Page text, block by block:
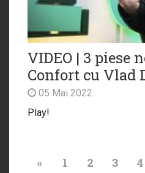
VIDEO | 3 piese
Confort cu Vlad
05 Mai 2022
Play!
« 1 2 3 4